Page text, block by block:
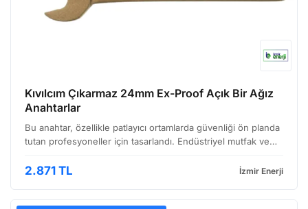
Kıvılcım Çıkarmaz 24mm Ex-Proof Açık Bir Ağız
Anahtarlar
Bu anahtar, özellikle patlayıcı ortamlarda güvenliği ön planda
tutan profesyoneller için tasarlandı. Endüstriyel mutfak ve
dayanıklı uygulamalarda kullanım iç…
2.871 TL İzmir Enerji